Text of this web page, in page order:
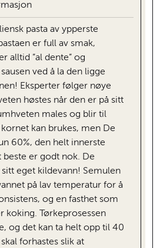
pasta av ypperste
er full av smak,
alltid ”al dente” og
ved å la den ligge
Eksperter følger nøye
høstes når den er på sitt
males og blir til
kan brukes, men De
60%, den helt innerste
beste er godt nok. De
eget kildevann! Semulen
på lav temperatur for å
og en fasthet som
koking. Tørkeprosessen
og det kan ta helt opp til 40
forhastes slik at